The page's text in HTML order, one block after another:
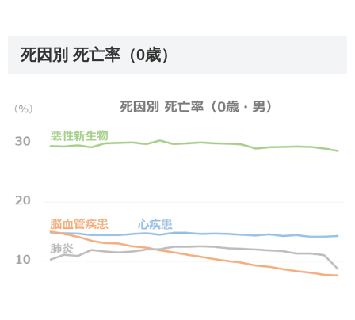
死因別 死亡率（0歳）